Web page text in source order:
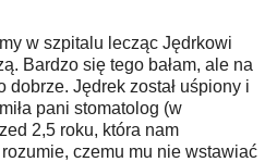
w szpitalu lecząc Jędrkowi
Bardzo się tego bałam, ale na
dobrze. Jędrek został uśpiony i
pani stomatolog (w
2,5 roku, która nam
czemu mu nie wstawiać